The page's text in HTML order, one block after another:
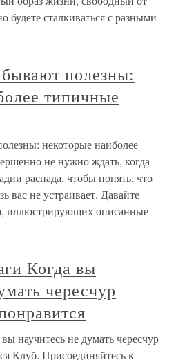
будете сталкиваться с разными
полезны:
типичные
некоторые наиболее
не нужно ждать, когда
распада, чтобы понять, что
вас не устраивает. Давайте
иллюстрирующих описанные
Когда вы
чересчур
научитесь не думать чересчур
Клуб. Присоединяйтесь к